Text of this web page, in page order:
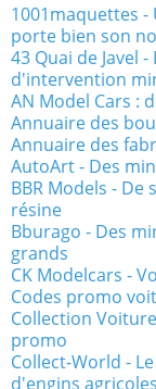
1001maquettes
porte bien son
43 Quai de Javel
d'intervention
AN Model Cars :
Annuaire des
Annuaire des
AutoArt - Des
BBR Models -
résine
Bburago - Des
grands
CK Modelcars -
Codes promo
Collection
promo
Collect-World -
d'engins agricoles